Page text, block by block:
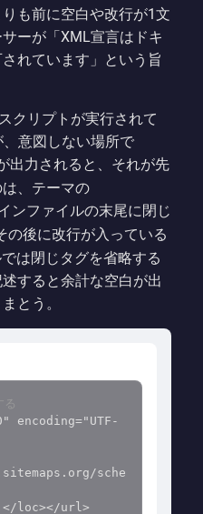
も前に空白や改行が1文
ーが「XML宣言はドキ
れています」という旨
クリプトが実行されて
意図しない場所で
出力されると、それが先
、テーマの
ンファイルの末尾に閉じ
の後に改行が入っている
は閉じタグを省略する
すると余計な空白が出
とう。
る
encoding="UTF-
sche
loc></url>